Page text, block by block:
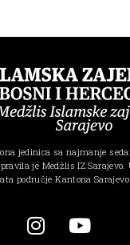
jedinica sa najmanje
je Medžlis IZ
područje Kantona